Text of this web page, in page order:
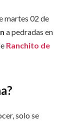
martes 02 de
a pedradas en
Ranchito de
solo se